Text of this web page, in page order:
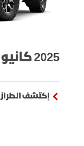
2025 كانيون AT4X
إكتشف الطراز